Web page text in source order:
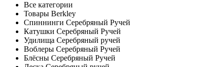
Все категории
Товары Berkley
Спиннинги Серебряный Ручей
Катушки Серебряный Ручей
Удилища Серебряный ручей
Воблеры Серебряный Ручей
Блёсны Серебряный Ручей